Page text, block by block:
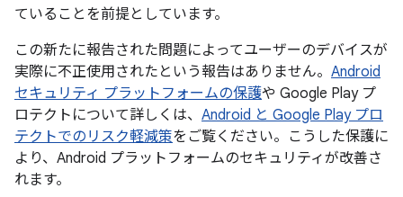
ていることを前提としています。
この新たに報告された問題によってユーザーのデバイスが
実際に不正使用されたという報告はありません。 Android
セキュリティ プラットフォームの保護や Google Play プ
ロテクトについて詳しくは、 Android と Google Play プロ
テクトでのリスク軽減策をご覧ください。こうした保護に
より、Android プラットフォームのセキュリティが改善さ
れます。